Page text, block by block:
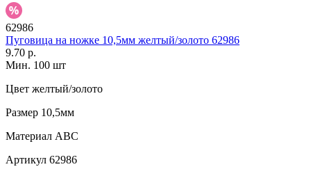
62986
Пуговица на ножке 10,5мм желтый/золото 62986
9.70 р.
Мин. 100 шт
Цвет желтый/золото
Размер 10,5мм
Материал АВС
Артикул 62986